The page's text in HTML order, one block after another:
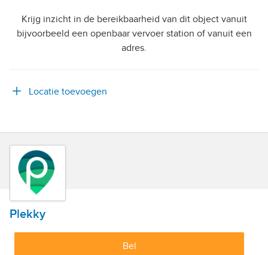
Plekky
Bel
Krijg inzicht in de bereikbaarheid van dit object vanuit
bijvoorbeeld een openbaar vervoer station of vanuit een
adres.
Locatie toevoegen